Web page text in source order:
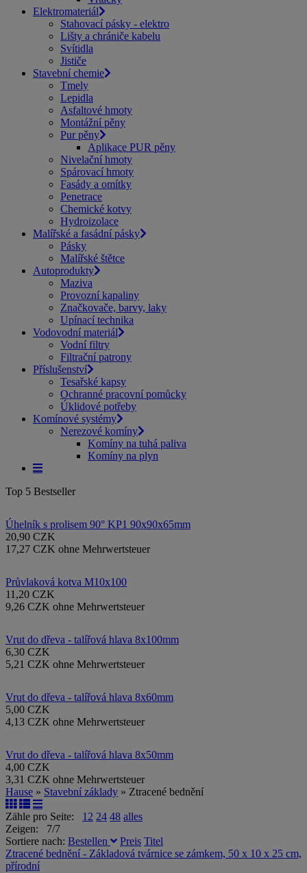
Elektromateriál
Stahovací pásky - elektro
Lišty a chrániče kabelu
Svítidla
Jističe
Stavební chemie
Tmely
Lepidla
Asfaltové hmoty
Montážní pěny
Pur pěny
Aplikace PUR pěny
Nivelační hmoty
Spárovací hmoty
Fasády a omítky
Penetrace
Chemické kotvy
Hydroizolace
Malířské a fasádní pásky
Pásky
Malířské štětce
Autoprodukty
Maziva
Provozní kapaliny
Značkovače, barvy, laky
Upínací technika
Vodovodní materiál
Vodní filtry
Filtrační patrony
Příslušenství
Tesařské kapsy
Ochranné pracovní pomůcky
Úklidové potřeby
Komínové systémy
Nerezové komíny
Komíny na tuhá paliva
Komíny na plyn
Top 5 Bestseller
Úhelník s prolisem 90° KP1 90x90x65mm
20,90 CZK
17,27 CZK ohne Mehrwertsteuer
Průvlaková kotva M10x100
11,20 CZK
9,26 CZK ohne Mehrwertsteuer
Vrut do dřeva - talířová hlava 8x100mm
6,30 CZK
5,21 CZK ohne Mehrwertsteuer
Vrut do dřeva - talířová hlava 8x60mm
5,00 CZK
4,13 CZK ohne Mehrwertsteuer
Vrut do dřeva - talířová hlava 8x50mm
4,00 CZK
3,31 CZK ohne Mehrwertsteuer
Hause » Stavební základy » Ztracené bednění
Zähle pro Seite: 12 24 48 alles
Zeigen: 7/7
Sortiere nach: Bestellen Preis Titel
Ztracené bednění - Základová tvárnice se zámkem, 50 x 10 x 25 cm,
přírodní